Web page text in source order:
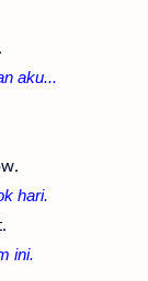
aku...
hari.
ini.